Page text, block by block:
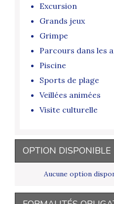
Excursion
Grands jeux
Grimpe
Parcours dans les
Piscine
Sports de plage
Veillées animées
Visite culturelle
OPTION DISPONIBLE
Aucune option